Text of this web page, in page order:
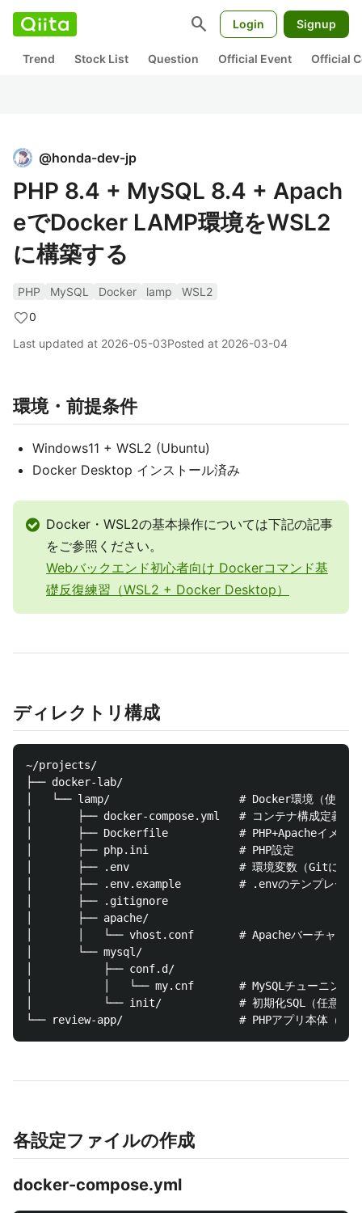
search Login Signup
Trend Stock List Question Official Event Official
@honda-dev-jp
PHP 8.4 + MySQL 8.4 + Apach
eでDocker LAMP環境をWSL2
に構築する
PHP MySQL Docker lamp
WSL2
0
Last updated at 2026-05-03Posted at 2026-03-04
環境・前提条件
Windows11 + WSL2 (Ubuntu)
Docker Desktop インストール済み
Docker・WSL2の基本操作については下記の記事
をご参照ください。
Webバックエンド初心者向け Dockerコマンド基
礎反復練習（WSL2 + Docker Desktop）
ディレクトリ構成
~/projects/
├── docker-lab/
│   └── lamp/                    # Docker環境（使いまわ
│       ├── docker-compose.yml   # コンテナ構成定義
│       ├── Dockerfile           # PHP+Apacheイメージ
│       ├── php.ini              # PHP設定
│       ├── .env                 # 環境変数（Gitに含め
│       ├── .env.example         # .envのテンプレート
│       ├── .gitignore
│       ├── apache/
│       │   └── vhost.conf       # Apacheバーチャルホ
│       └── mysql/
│           ├── conf.d/
│           │   └── my.cnf       # MySQLチューニング
│           └── init/            # 初期化SQL（任意）
各設定ファイルの作成
docker-compose.yml